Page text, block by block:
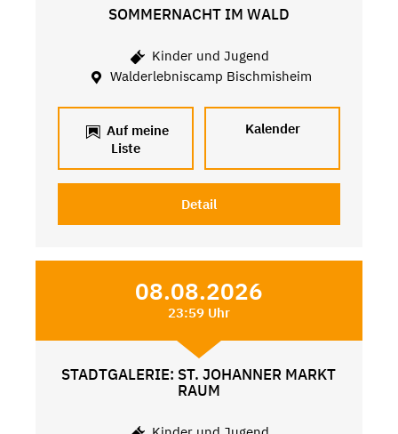
SOMMERNACHT IM WALD
Kinder und Jugend
Walderlebniscamp Bischmisheim
Auf meine
Liste
Kalender
Detail
08.08.2026
23:59 Uhr
STADTGALERIE: ST. JOHANNER MARKT
RAUM